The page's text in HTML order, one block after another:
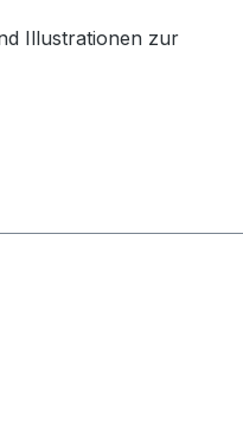
Illustrationen zur